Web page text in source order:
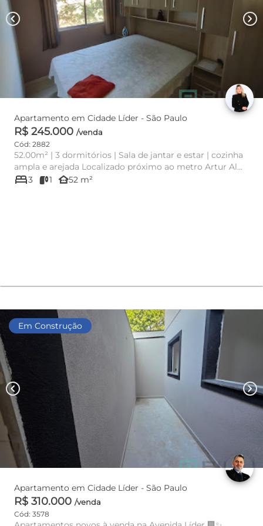
chevron_left chevron_right
Apartamento em Cidade Líder - São Paulo
R$ 245.000 /venda
Cód: 2882
52.00m² | 3 dormitórios | Sala de jantar e estar | cozinha
ampla e arejada Localizado próximo ao metro Artur Al...
bed3 1 other_houses52 m²
Em Construção
chevron_left chevron_right
Apartamento em Cidade Líder - São Paulo
R$ 310.000 /venda
Cód: 3578